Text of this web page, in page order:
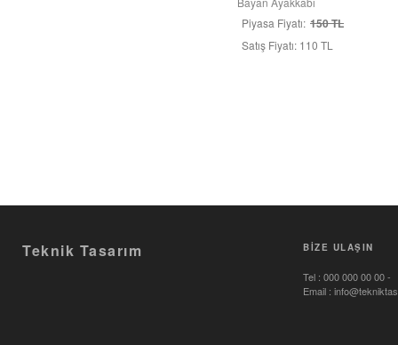
Piyasa Fiyatı: 150 TL
Satış Fiyatı: 110 TL
Teknik Tasarım BİZE ULAŞIN
Tel : 000 000 00 00 -
Email :